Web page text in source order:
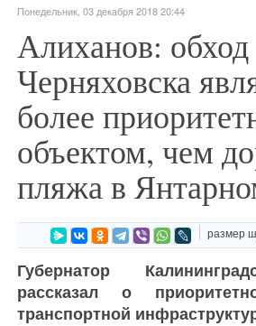
Понедельник, 03 декабря 2018 20:44
Алиханов: обход
Черняховска
более
объектом, чем
пляжа в
размер
Губернатор
рассказал о
транспортной